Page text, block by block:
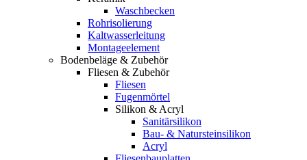
Waschbecken
Rohrisolierung
Kaltwasserleitung
Montageelement
Bodenbeläge & Zubehör
Fliesen & Zubehör
Fliesen
Fugenmörtel
Silikon & Acryl
Sanitärsilikon
Bau- & Natursteinsilikon
Acryl